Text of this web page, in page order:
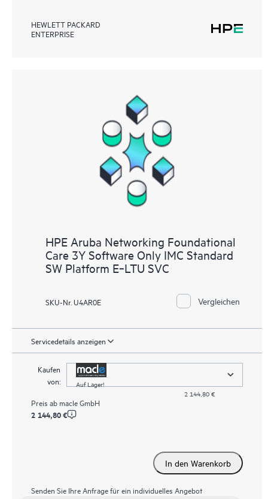
HEWLETT PACKARD
ENTERPRISE
HPE Aruba Networking Foundational
Care 3Y Software Only IMC Standard
SW Platform E‑LTU SVC
SKU-Nr. U4AR0E Vergleichen
Servicedetails anzeigen
Kaufen
von:
Auf Lager!
2 144,80 €
Preis ab macle GmbH
2 144,80 €
In den Warenkorb
Senden Sie Ihre Anfrage für ein individuelles Angebot